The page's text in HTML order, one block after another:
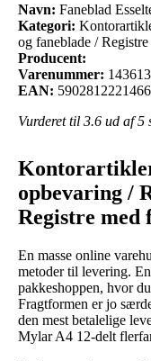
Navn: Faneblad
Kategori:
og faneblade /
Producent:
Varenummer:
EAN: 5902812221466
Vurderet til 3.6 ud af 5
opbevaring /
Registre med
En masse online
metoder til levering.
pakkeshoppen, hvor
Fragtformen er jo
den mest betalelige
Mylar A4 12-delt